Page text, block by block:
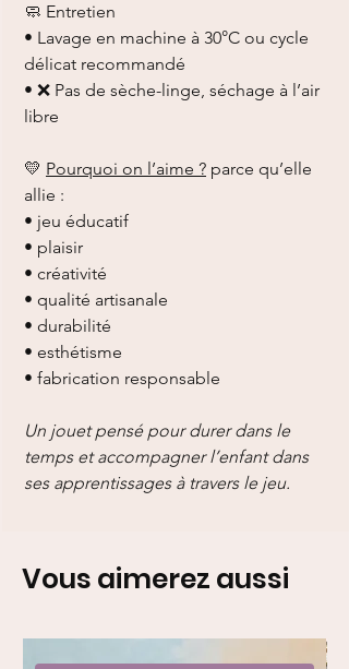
🧼 Entretien
• Lavage en machine à 30°C ou cycle
délicat recommandé
• ❌ Pas de sèche-linge, séchage à l’air
libre
💛 Pourquoi on l’aime ? parce qu’elle
allie :
• jeu éducatif
• plaisir
• créativité
• qualité artisanale
• durabilité
• esthétisme
• fabrication responsable
Un jouet pensé pour durer dans le
temps et accompagner l’enfant dans
ses apprentissages à travers le jeu.
Vous aimerez aussi